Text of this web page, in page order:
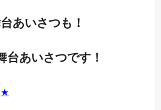
あいさつも！
台あいさつです！
★